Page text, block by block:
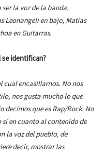
ser la voz de la banda,
Leonangeli en bajo, Matias
en Guitarras.
se identifican?
cual encasillarnos. No nos
nos gusta mucho lo que
decimos que es Rap/Rock. No
en cuanto al contenido de
la voz del pueblo, de
decir, mostrar las